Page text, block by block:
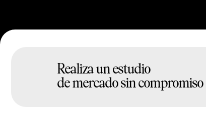
Realiza un estudio
de mercado sin compromiso